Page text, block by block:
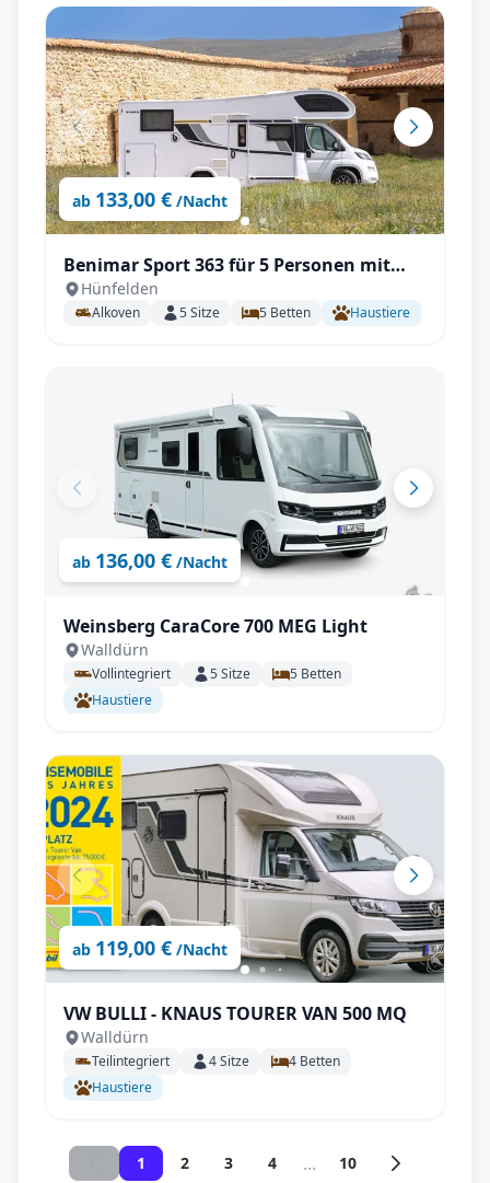
ab 133,00 € /Nacht
Benimar Sport 363 für 5 Personen mit
Hünfelden
Alkoven 5Sitze 5 Betten Haustiere
ab 136,00 € /Nacht
Weinsberg CaraCore 700 MEG Light
Walldürn
Vollintegriert 5Sitze 5 Betten
Haustiere
ab 119,00 € /Nacht
VW BULLI - KNAUS TOURER VAN 500 MQ
Walldürn
Teilintegriert 4Sitze 4 Betten
Haustiere
1 2 3 4 ... 10